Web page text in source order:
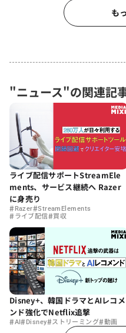
も
"ニュース"の関連記
ライブ配信サポートStreamEle
ments、サービス継続へ Razer
に身売り
# Razer#StreamElements
#ライブ配信#買収
Disney+、韓国ドラマとAIレコメ
ンド強化でNetflix追撃
#AI#Disney#ストリーミング#動画